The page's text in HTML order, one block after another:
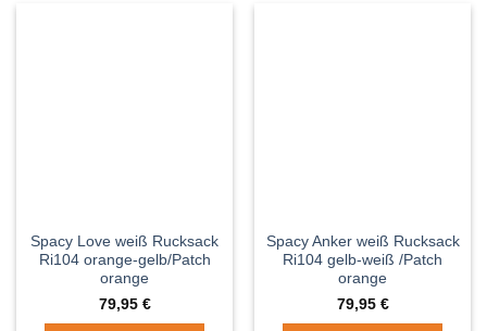
Spacy Love weiß Rucksack
Ri104 orange-gelb/Patch
orange
79,95 €
Spacy Anker weiß Rucksack
Ri104 gelb-weiß /Patch
orange
79,95 €